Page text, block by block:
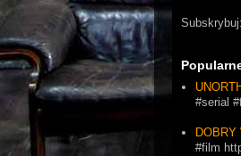
Subskrybuj:
#serial
DOBRY
#film